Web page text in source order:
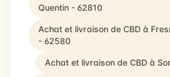
Quentin - 62810
Achat et livraison de CBD à
- 62580
Achat et livraison de CBD à